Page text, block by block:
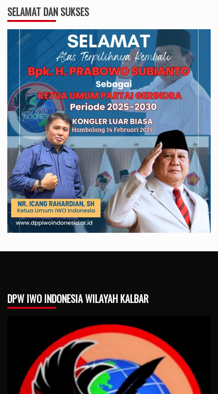
SELAMAT DAN SUKSES
DPW IWO INDONESIA WILAYAH KALBAR